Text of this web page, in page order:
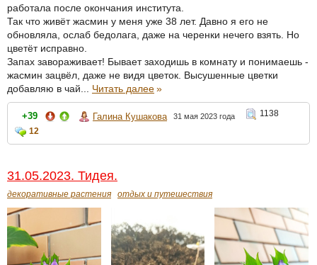
работала после окончания института.
Так что живёт жасмин у меня уже 38 лет. Давно я его не
обновляла, ослаб бедолага, даже на черенки нечего взять. Но
цветёт исправно.
Запах завораживает! Бывает заходишь в комнату и понимаешь -
жасмин зацвёл, даже не видя цветок. Высушенные цветки
добавляю в чай... Читать далее»
+39 Галина Кушакова 31 мая 2023 года
1138
12
31.05.2023. Тидея.
декоративные растения отдых и путешествия